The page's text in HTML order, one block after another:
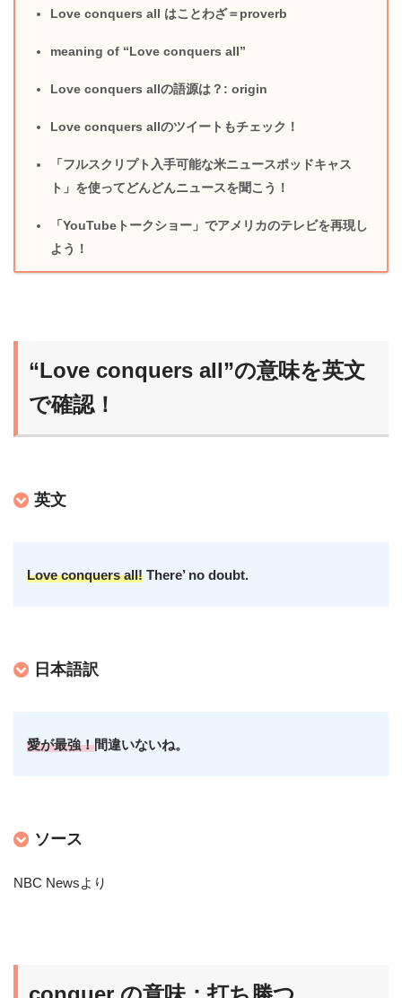
Love conquers all はことわざ＝proverb
meaning of “Love conquers all”
Love conquers allの語源は？: origin
Love conquers allのツイートもチェック！
「フルスクリプト入手可能な米ニュースポッドキャス
ト」を使ってどんどんニュースを聞こう！
「YouTubeトークショー」でアメリカのテレビを再現し
よう！
“Love conquers all”の意味を英文
で確認！
英文
Love conquers all! There’ no doubt.
日本語訳
愛が最強！間違いないね。
ソース
NBC Newsより